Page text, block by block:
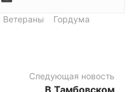
Ветераны
Гордума
Следующая новость